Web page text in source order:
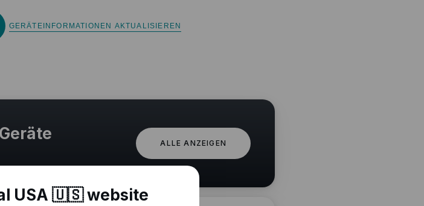
GERÄTEINFORMATIONEN AKTUALISIEREN
ALLE ANZEIGEN
USA 🇺🇸 website